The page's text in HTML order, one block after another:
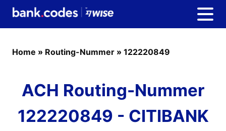
Home » Routing-Nummer » 122220849
ACH Routing-Nummer
122220849 - CITIBANK